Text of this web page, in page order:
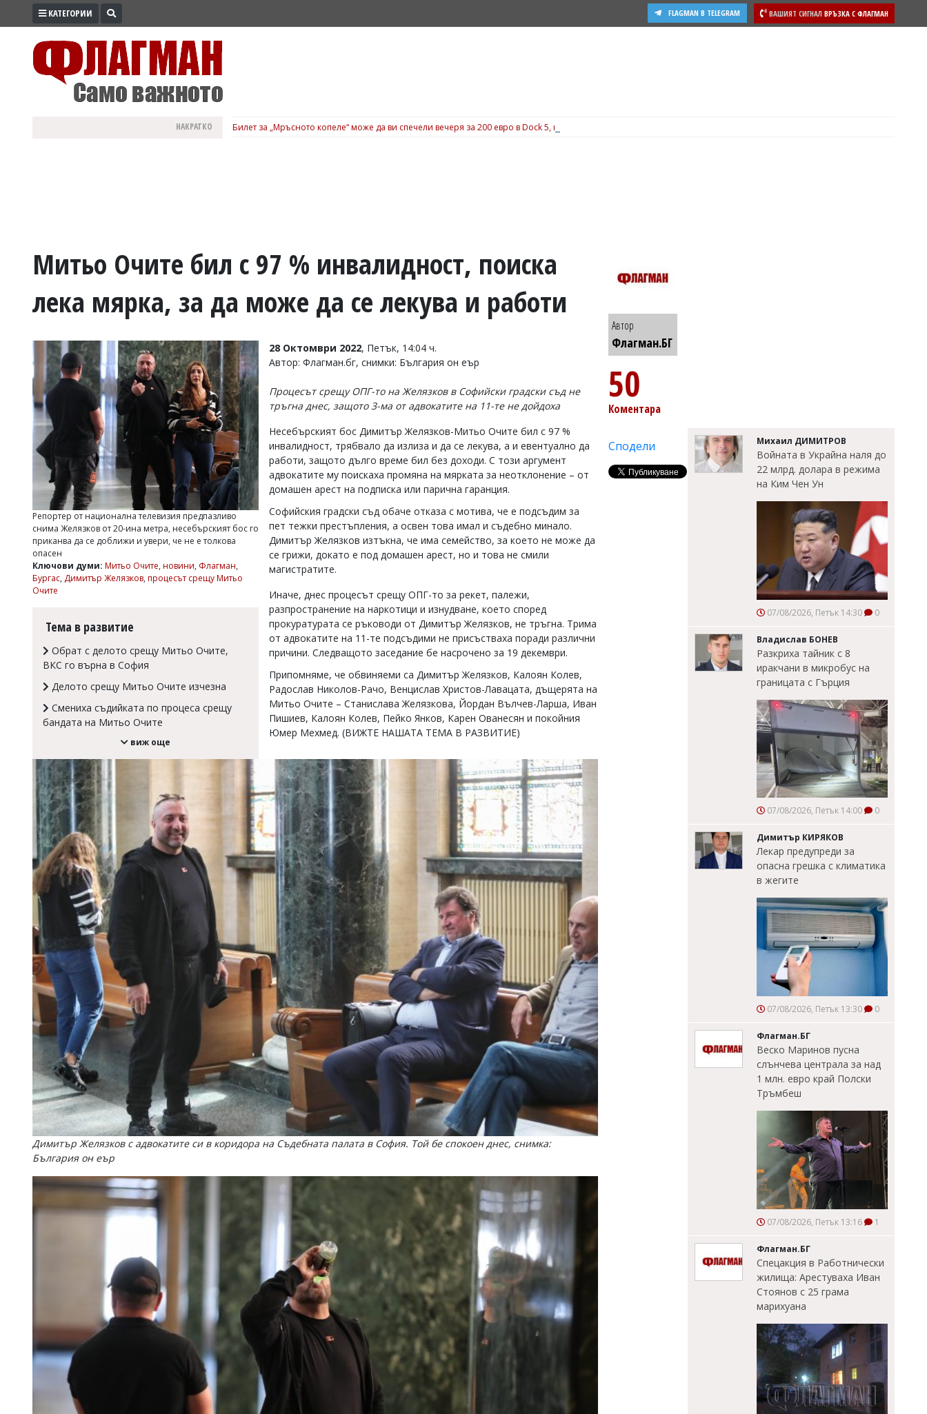
ПРОМО
ВОЙНАТА
УКРАЙНА
РАЗСЛЕДВАНЕ
БИЗНЕС
Управители:
Веселин
Василев,
v.vasilev@flagman.bg
Касабова,
k.kassabova@flagman.bg
Главен
редактор:
Колев,
Коментарите
въвеждат
читателите
отговорност
откриете
обиден
коментар,
сигнализирайте
КАТЕГОРИИ ВАШИЯТ СИГНАЛ ВРЪЗКА С ФЛАГМАН
FLAGMAN В TELEGRAM
НАКРАТКО Билет за „Мръсното копеле“ може да ви спечели вечеря за 200 евро в Dock 5, вижте подробности
Митьо Очите бил с 97 % инвалидност, поиска
лека мярка, за да може да се лекува и работи
Репортер от национална телевизия предпазливо
снима Желязков от 20-ина метра, несебърският бос го
приканва да се доближи и увери, че не е толкова
опасен
Ключови думи: Митьо Очите, новини, Флагман,
Бургас, Димитър Желязков, процесът срещу Митьо
Очите
Тема в развитие
Обрат с делото срещу Митьо Очите,
ВКС го върна в София
Делото срещу Митьо Очите изчезна
Смениха съдийката по процеса срещу
бандата на Митьо Очите
виж още
28 Октомври 2022, Петък, 14:04 ч.
Автор: Флагман.бг, снимки: България он еър
Процесът срещу ОПГ-то на Желязков в Софийски градски съд не
тръгна днес, защото 3-ма от адвокатите на 11-те не дойдоха
Несебърският бос Димитър Желязков-Митьо Очите бил с 97 %
инвалидност, трябвало да излиза и да се лекува, а и евентуално да
работи, защото дълго време бил без доходи. С този аргумент
адвокатите му поискаха промяна на мярката за неотклонение – от
домашен арест на подписка или парична гаранция.
Софийския градски съд обаче отказа с мотива, че е подсъдим за
пет тежки престъпления, а освен това имал и съдебно минало.
Димитър Желязков изтъкна, че има семейство, за което не може да
се грижи, докато е под домашен арест, но и това не смили
магистратите.
Иначе, днес процесът срещу ОПГ-то за рекет, палежи,
разпространение на наркотици и изнудване, което според
прокуратурата се ръководи от Димитър Желязков, не тръгна. Трима
от адвокатите на 11-те подсъдими не присъстваха поради различни
причини. Следващото заседание бе насрочено за 19 декември.
Припомняме, че обвиняеми са Димитър Желязков, Калоян Колев,
Радослав Николов-Рачо, Венцислав Христов-Лавацата, дъщерята на
Митьо Очите – Станислава Желязкова, Йордан Вълчев-Ларша, Иван
Пишиев, Калоян Колев, Пейко Янков, Карен Ованесян и покойния
Юмер Мехмед. (ВИЖТЕ НАШАТА ТЕМА В РАЗВИТИЕ)
Димитър Желязков с адвокатите си в коридора на Съдебната палата в София. Той бе спокоен днес, снимка:
България он еър
Автор
Флагман.БГ
50
Коментара
Сподели Михаил ДИМИТРОВ
Войната в Украйна наля до
22 млрд. долара в режима
на Ким Чен Ун
07/08/2026, Петък 14:30 0
Владислав БОНЕВ
Разкриха тайник с 8
иракчани в микробус на
границата с Гърция
07/08/2026, Петък 14:00 0
Димитър КИРЯКОВ
Лекар предупреди за
опасна грешка с климатика
в жегите
07/08/2026, Петък 13:30 0
Флагман.БГ
Веско Маринов пусна
слънчева централа за над
1 млн. евро край Полски
Тръмбеш
07/08/2026, Петък 13:16 1
Флагман.БГ
Спецакция в Работнически
жилища: Арестуваха Иван
Стоянов с 25 грама
марихуана